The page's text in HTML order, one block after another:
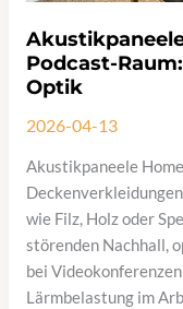
Podcast-
Optik
2026-04-13
Akustikpaneele
wie Filz, Holz oder
störenden Nachhall,
bei
Lärmbelastung im